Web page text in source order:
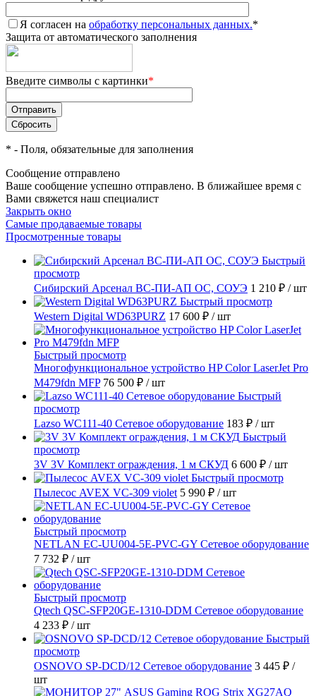
Я согласен на обработку персональных данных.*
Защита от автоматического заполнения
Введите символы с картинки*
* - Поля, обязательные для заполнения
Сообщение отправлено
Ваше сообщение успешно отправлено. В ближайшее время с
Вами свяжется наш специалист
Закрыть окно
Самые продаваемые товары
Просмотренные товары
Быстрый
просмотр
Сибирский Арсенал ВС-ПИ-АП ОС, СОУЭ 1 210 ₽ / шт
Быстрый просмотр
Western Digital WD63PURZ 17 600 ₽ / шт
Быстрый просмотр
Многофункциональное устройство HP Color LaserJet Pro
M479fdn MFP 76 500 ₽ / шт
Быстрый
просмотр
Lazso WC111-40 Сетевое оборудование 183 ₽ / шт
Быстрый
просмотр
3V 3V Комплект ограждения, 1 м СКУД 6 600 ₽ / шт
Быстрый просмотр
Пылесос AVEX VC-309 violet 5 990 ₽ / шт
Быстрый просмотр
NETLAN EC-UU004-5E-PVC-GY Сетевое оборудование
7 732 ₽ / шт
Быстрый просмотр
Qtech QSC-SFP20GE-1310-DDM Сетевое оборудование
4 233 ₽ / шт
Быстрый
просмотр
OSNOVO SP-DCD/12 Сетевое оборудование 3 445 ₽ /
шт